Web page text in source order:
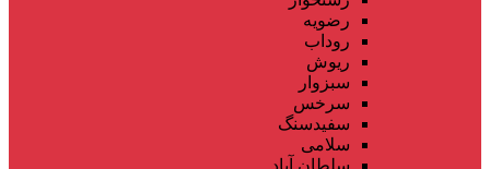
رضویه
روداب
ریوش
سبزوار
سرخس
سفیدسنگ
سلامی
سلطان آباد